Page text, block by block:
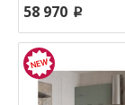
58 970 p